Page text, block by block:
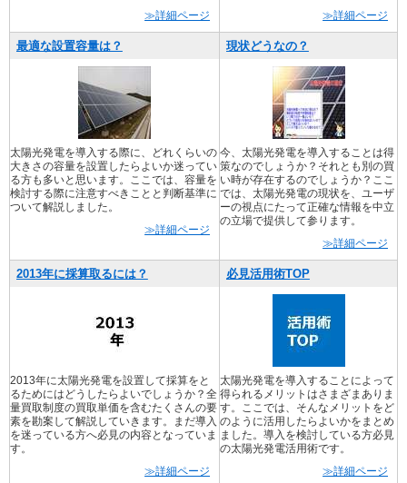
≫詳細ページ
≫詳細ページ
最適な設置容量は？
太陽光発電を導入する際に、どれくらいの
大きさの容量を設置したらよいか迷ってい
る方も多いと思います。ここでは、容量を
検討する際に注意すべきことと判断基準に
ついて解説しました。
≫詳細ページ
現状どうなの？
今、太陽光発電を導入することは得
策なのでしょうか？それとも別の買
い時が存在するのでしょうか？ここ
では、太陽光発電の現状を、ユーザ
ーの視点にたって正確な情報を中立
の立場で提供して参ります。
≫詳細ページ
2013年に採算取るには？
2013年に太陽光発電を設置して採算をと
るためにはどうしたらよいでしょうか？全
量買取制度の買取単価を含むたくさんの要
素を勘案して解説していきます。まだ導入
を迷っている方へ必見の内容となっていま
す。
≫詳細ページ
必見活用術TOP
太陽光発電を導入することによって
得られるメリットはさまざまありま
す。ここでは、そんなメリットをど
のように活用したらよいかをまとめ
ました。導入を検討している方必見
の太陽光発電活用術です。
≫詳細ページ